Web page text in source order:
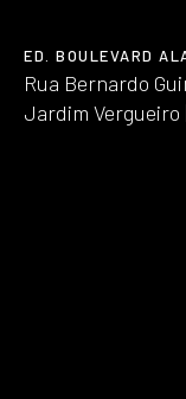
ED. BOULEVARD
Rua Bernardo
Jardim Vergueiro